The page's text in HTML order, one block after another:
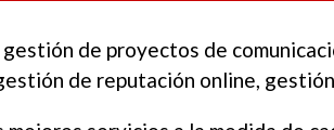
de proyectos de
de reputación online,